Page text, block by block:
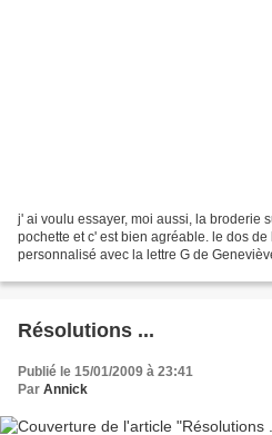
j' ai voulu essayer, moi aussi, la broderie
pochette et c' est bien agréable. le dos
personnalisé avec la lettre G de
Résolutions ...
Publié le 15/01/2009 à 23:41
Par Annick